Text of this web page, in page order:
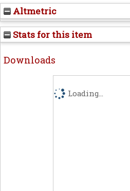
Altmetric
Stats for this item
Downloads
Loading...